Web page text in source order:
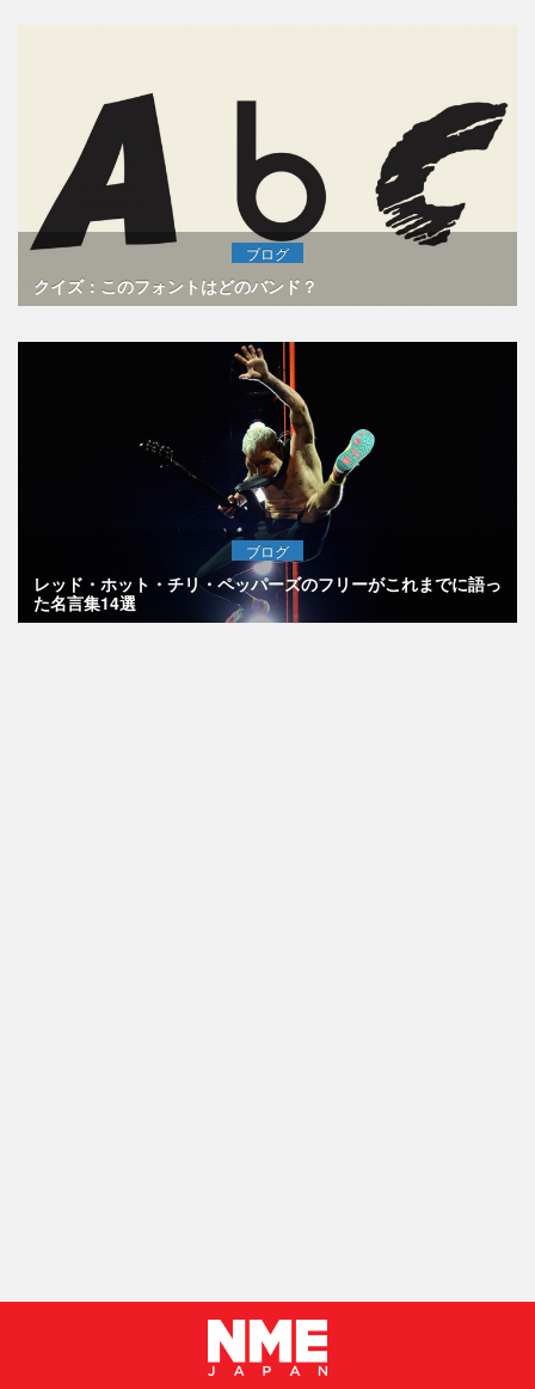
ブログ
クイズ：このフォントはどのバンド？
ブログ
レッド・ホット・チリ・ペッパーズのフリーがこれまでに語っ
た名言集14選